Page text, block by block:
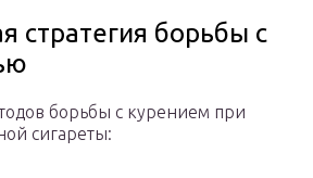
стратегия борьбы с
борьбы с курением при
сигареты: